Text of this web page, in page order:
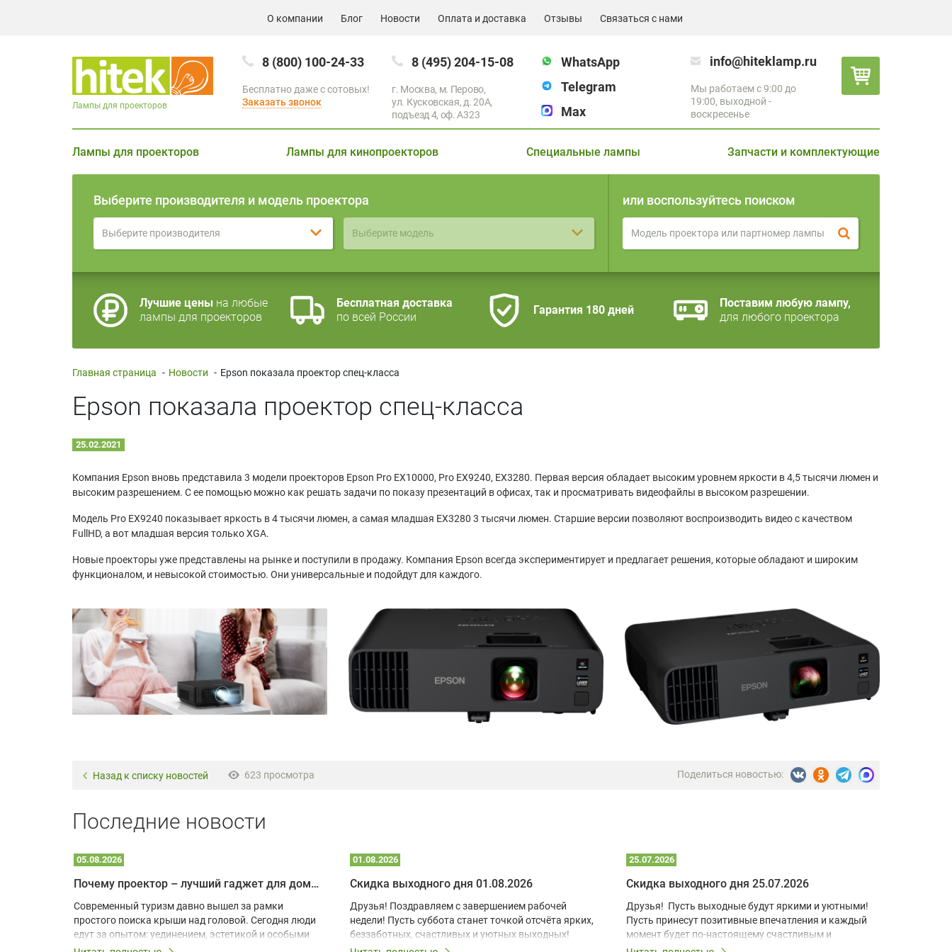
О компании Блог Новости Оплата и доставка Отзывы Связаться с нами
8 (800) 100-24-33
Бесплатно даже с сотовых!
Заказать звонок
8 (495) 204-15-08
г. Москва, м. Перово,
ул. Кусковская, д. 20А,
подъезд 4, оф. A323
WhatsApp
Telegram
Max
info@hiteklamp.ru
Мы работаем с 9:00 до
19:00, выходной -
воскресенье
Лампы для проекторов
Лампы для проекторов Лампы для кинопроекторов Специальные лампы Запчасти и комплектующие
Выберите производителя и модель проектора
Выберите производителя Выберите модель
или воспользуйтесь поиском
Лучшие цены на любые
лампы для проекторов
Бесплатная доставка
по всей России
Гарантия 180 дней
Поставим любую лампу,
для любого проектора
Главная страница - Новости - Epson показала проектор спец-класса
Epson показала проектор спец-класса
25.02.2021
Компания Epson вновь представила 3 модели проекторов Epson Pro EX10000, Pro EX9240, EX3280. Первая версия обладает высоким уровнем яркости в 4,5 тысячи люмен и
высоким разрешением. С ее помощью можно как решать задачи по показу презентаций в офисах, так и просматривать видеофайлы в высоком разрешении.
Модель Pro EX9240 показывает яркость в 4 тысячи люмен, а самая младшая EX3280 3 тысячи люмен. Старшие версии позволяют воспроизводить видео с качеством
FullHD, а вот младшая версия только XGA.
Новые проекторы уже представлены на рынке и поступили в продажу. Компания Epson всегда экспериментирует и предлагает решения, которые обладают и широким
функционалом, и невысокой стоимостью. Они универсальные и подойдут для каждого.
Назад к списку новостей 623 просмотра Поделиться новостью:
Последние новости
05.08.2026
Почему проектор – лучший гаджет для домика в глэмпинге
Современный туризм давно вышел за рамки
простого поиска крыши над головой. Сегодня люди
едут за опытом: уединением, эстетикой и особыми
ощущениями. Владельцы A-frame домов,
01.08.2026
Скидка выходного дня 01.08.2026
Друзья! Поздравляем с завершением рабочей
недели! Пусть суббота станет точкой отсчёта ярких,
беззаботных, счастливых и уютных выходных!
25.07.2026
Скидка выходного дня 25.07.2026
Друзья! Пусть выходные будут яркими и уютными!
Пусть принесут позитивные впечатления и каждый
момент будет по-настоящему счастливым и
запоминающимся!